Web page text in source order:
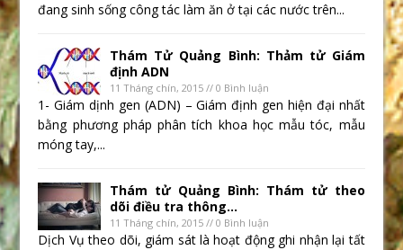
đang sinh sống công tác làm ăn ở tại các nước trên...
Thám Tử Quảng Bình: Thảm tử Giám
định ADN
11 Tháng chín, 2015 // 0 Bình luận
1- Giám dịnh gen (ADN) – Giám định gen hiện đại nhất
bằng phương pháp phân tích khoa học mẫu tóc, mẫu
móng tay,...
Thám tử Quảng Bình: Thám tử theo
dõi điều tra thông...
11 Tháng chín, 2015 // 0 Bình luận
Dịch Vụ theo dõi, giám sát là hoạt động ghi nhận lại tất